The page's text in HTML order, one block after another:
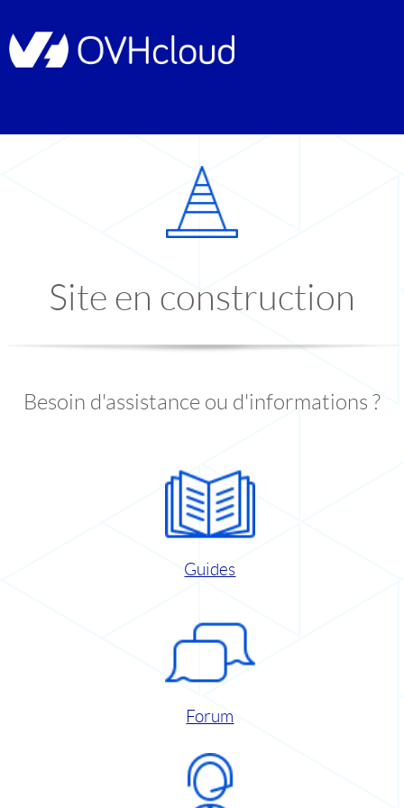
Site en construction
Besoin d'assistance ou d'informations ?
Guides
Forum